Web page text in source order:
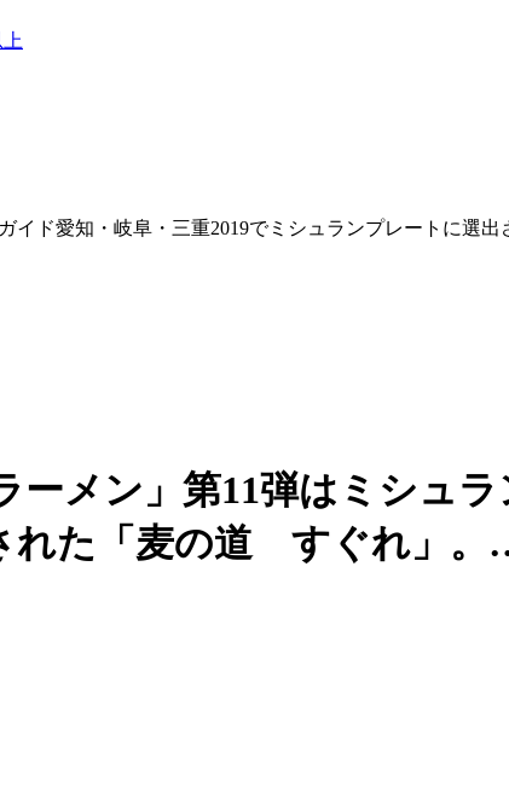
イド愛知・岐阜・三重2019でミシュランプレートに
ーメン」第11弾はミシュ
れた「麦の道 すぐれ」